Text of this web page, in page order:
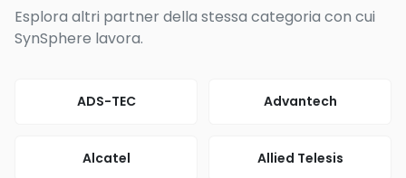
Esplora altri partner della stessa categoria con cui
SynSphere lavora.
ADS-TEC Advantech
Alcatel Allied Telesis